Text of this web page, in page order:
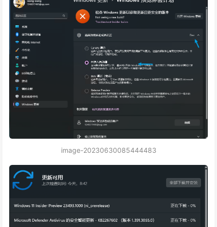
image-20230630085444483